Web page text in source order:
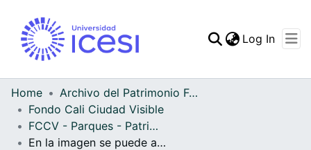
Log In
Home
Archivo del Patrimonio Fotográfico y Fílmico del Valle del Cauca
Fondo Cali Ciudad Visible
FCCV - Parques - Patrimonial
En la imagen se puede apreciar un parque en el cual hay unos juegos elaborados en madera y sobre éste algunos niños